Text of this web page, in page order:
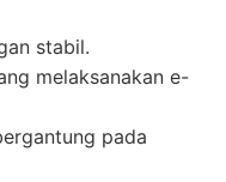
stabil.
melaksanakan e-
pada